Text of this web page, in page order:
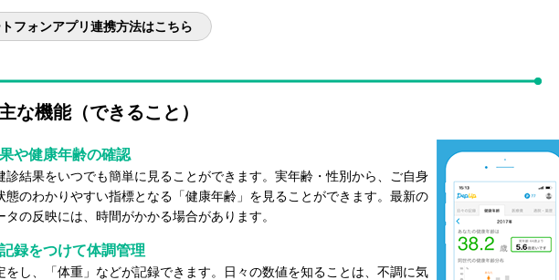
フォンアプリ連携方法はこちら
主な機能（できること）
や健康年齢の確認
診結果をいつでも簡単に見ることができます。実年齢・性別から、ご自身
態のわかりやすい指標となる「健康年齢」を見ることができます。最新の
タの反映には、時間がかかる場合があります。
録をつけて体調管理
をし、「体重」などが記録できます。日々の数値を知ることは、不調に気